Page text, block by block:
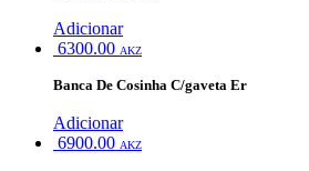
Adicionar
6300.00 AKZ
Banca De Cosinha C/gaveta Er
Adicionar
6900.00 AKZ